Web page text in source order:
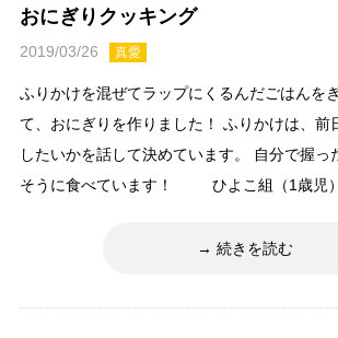
おにぎりクッキング
2019/03/26 真愛
ふりかけを混ぜてラップにくるんだごはんを
て、おにぎりを作りました！ ふりかけは、前
したいかを話して決めています。 自分で握っ
そうに食べています！ ひよこ組（1歳児
続きを読む